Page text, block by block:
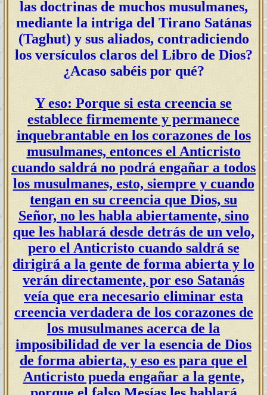
las doctrinas de muchos musulmanes,
mediante la intriga del Tirano Satánas
(Taghut) y sus aliados, contradiciendo
los versículos claros del Libro de Dios?
¿Acaso sabéis por qué?
Y eso: Porque si esta creencia se
establece firmemente y permanece
inquebrantable en los corazones de los
musulmanes, entonces el Anticristo
cuando saldrá no podrá engañar a todos
los musulmanes, esto, siempre y cuando
tengan en su creencia que Dios, su
Señor, no les habla abiertamente, sino
que les hablará desde detrás de un velo,
pero el Anticristo cuando saldrá se
dirigirá a la gente de forma abierta y lo
verán directamente, por eso Satanás
veía que era necesario eliminar esta
creencia verdadera de los corazones de
los musulmanes acerca de la
imposibilidad de ver la esencia de Dios
de forma abierta, y eso es para que el
Anticristo pueda engañar a la gente,